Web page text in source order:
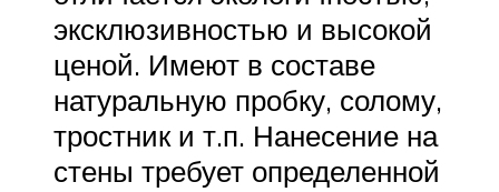
эксклюзивностью и высокой
ценой. Имеют в составе
натуральную пробку, солому,
тростник и т.п. Нанесение на
стены требует определенной